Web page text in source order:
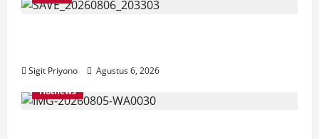
Sigit Priyono
Agustus 6, 2026
Hotnews